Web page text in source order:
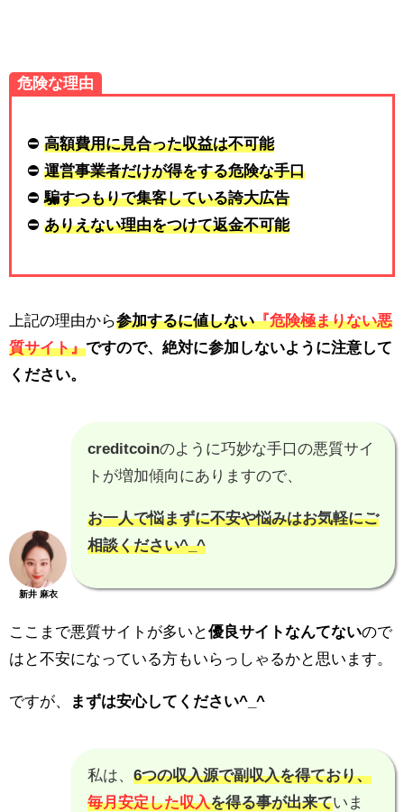
危険な理由
⛔ 高額費用に見合った収益は不可能
⛔ 運営事業者だけが得をする危険な手口
⛔騙すつもりで集客している誇大広告
⛔ ありえない理由をつけて返金不可能
上記の理由から参加するに値しない『危険極まりない悪
質サイト』ですので、 絶対に参加しないように注意して
ください。
新井 麻衣
creditcoinのように巧妙な手口の悪質サイ
トが増加傾向にありますので、
お一人で悩まずに不安や悩みはお気軽にご
相談ください^_^
ここまで悪質サイトが多いと優良サイトなんてないので
はと不安になっている方もいらっしゃるかと思います。
ですが、 まずは安心してください^_^
私は、 6つの収入源で副収入を得ており、
毎月安定した収入を得る事が出来ていま